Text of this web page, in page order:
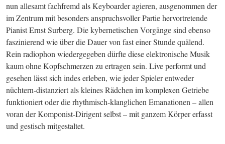
nun allesamt fachfremd als Keyboarder agieren, ausgenommen der
im Zentrum mit besonders anspruchsvoller Partie hervortretende
Pianist Ernst Sur­berg. Die kybernetischen Vorgänge sind ebenso
faszinierend wie über die Dauer von fast einer Stunde quälend.
Rein radiophon wiedergegeben dürfte diese elektronische Musik
kaum ohne Kopfschmerzen zu ertragen sein. Live performt und
gesehen lässt sich indes erleben, wie jeder Spieler entweder
nüchtern-distanziert als kleines Rädchen im komplexen Getriebe
funktioniert oder die rhythmisch-klanglichen Emanationen – allen
voran der Komponist-Dirigent selbst – mit ganzem Körper erfasst
und gestisch mitgestaltet.